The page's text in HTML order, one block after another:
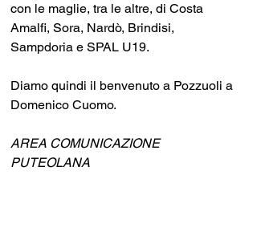
con le maglie, tra le altre, di Costa
Amalfi, Sora, Nardò, Brindisi,
Sampdoria e SPAL U19.
Diamo quindi il benvenuto a Pozzuoli a
Domenico Cuomo.
AREA COMUNICAZIONE
PUTEOLANA